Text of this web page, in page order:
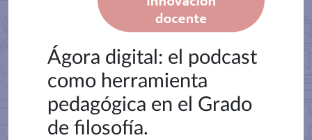
Ágora digital: el podcast
como herramienta
pedagógica en el Grado
de filosofía.